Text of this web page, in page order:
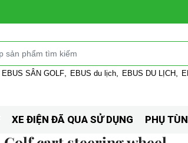
EBUS SÂN GOLF EBUS du lịch EBUS DU LỊCH
XE ĐIỆN ĐÃ QUA SỬ DỤNG PHỤ